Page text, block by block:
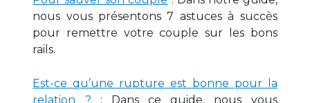
nous vous présentons 7 astuces à succès
pour remettre votre couple sur les bons
rails.
Est-ce qu’une rupture est bonne pour la
relation ? : Dans ce guide, nous vous